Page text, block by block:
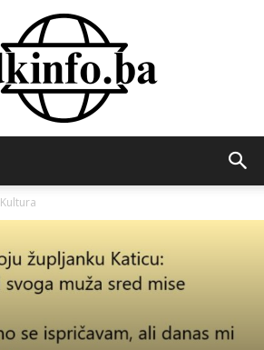
INFO
Kultura